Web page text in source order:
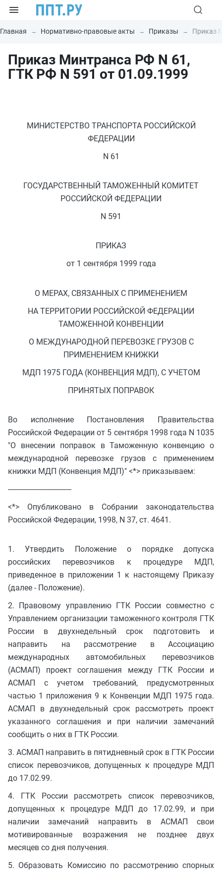
Главная Нормативно-правовые акты Приказы Приказ
Приказ Минтранса РФ N 61,
ГТК РФ N 591 от 01.09.1999
МИНИСТЕРСТВО ТРАНСПОРТА РОССИЙСКОЙ
ФЕДЕРАЦИИ
N 61
ГОСУДАРСТВЕННЫЙ ТАМОЖЕННЫЙ КОМИТЕТ
РОССИЙСКОЙ ФЕДЕРАЦИИ
N 591
ПРИКАЗ
от 1 сентября 1999 года
О МЕРАХ, СВЯЗАННЫХ С ПРИМЕНЕНИЕМ
НА ТЕРРИТОРИИ РОССИЙСКОЙ ФЕДЕРАЦИИ
ТАМОЖЕННОЙ КОНВЕНЦИИ
О МЕЖДУНАРОДНОЙ ПЕРЕВОЗКЕ ГРУЗОВ С
ПРИМЕНЕНИЕМ КНИЖКИ
МДП 1975 ГОДА (КОНВЕНЦИЯ МДП), С УЧЕТОМ
ПРИНЯТЫХ ПОПРАВОК
Во исполнение Постановления Правительства
Российской Федерации от 5 сентября 1998 года N 1035
"О внесении поправок в Таможенную конвенцию о
международной перевозке грузов с применением
книжки МДП (Конвенция МДП)" <*> приказываем:
--------------------------------
<*> Опубликовано в Собрании законодательства
Российской Федерации, 1998, N 37, ст. 4641.
1. Утвердить Положение о порядке допуска
российских перевозчиков к процедуре МДП,
приведенное в приложении 1 к настоящему Приказу
(далее - Положение).
2. Правовому управлению ГТК России совместно с
Управлением организации таможенного контроля ГТК
России в двухнедельный срок подготовить и
направить на рассмотрение в Ассоциацию
международных автомобильных перевозчиков
(АСМАП) проект соглашения между ГТК России и
АСМАП с учетом требований, предусмотренных
частью 1 приложения 9 к Конвенции МДП 1975 года.
АСМАП в двухнедельный срок рассмотреть проект
указанного соглашения и при наличии замечаний
сообщить о них в ГТК России.
3. АСМАП направить в пятидневный срок в ГТК России
список перевозчиков, допущенных к процедуре МДП
до 17.02.99.
4. ГТК России рассмотреть список перевозчиков,
допущенных к процедуре МДП до 17.02.99, и при
наличии замечаний направить в АСМАП свои
мотивированные возражения не позднее двух
месяцев со дня получения.
5. Образовать Комиссию по рассмотрению спорных